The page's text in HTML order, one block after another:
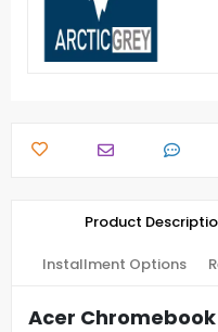
Product
Installment Options
Acer Chromebook